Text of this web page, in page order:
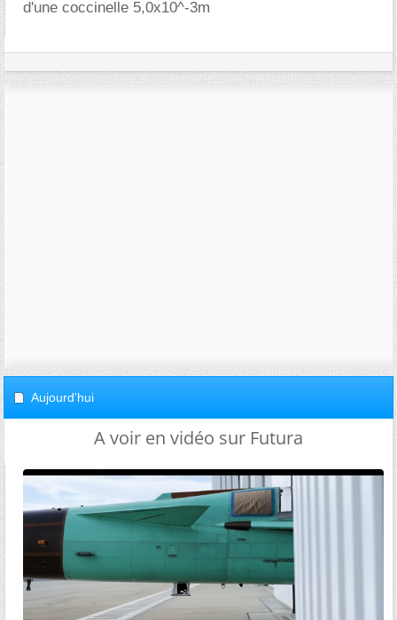
d'une coccinelle 5,0x10^-3m
Aujourd'hui
A voir en vidéo sur Futura